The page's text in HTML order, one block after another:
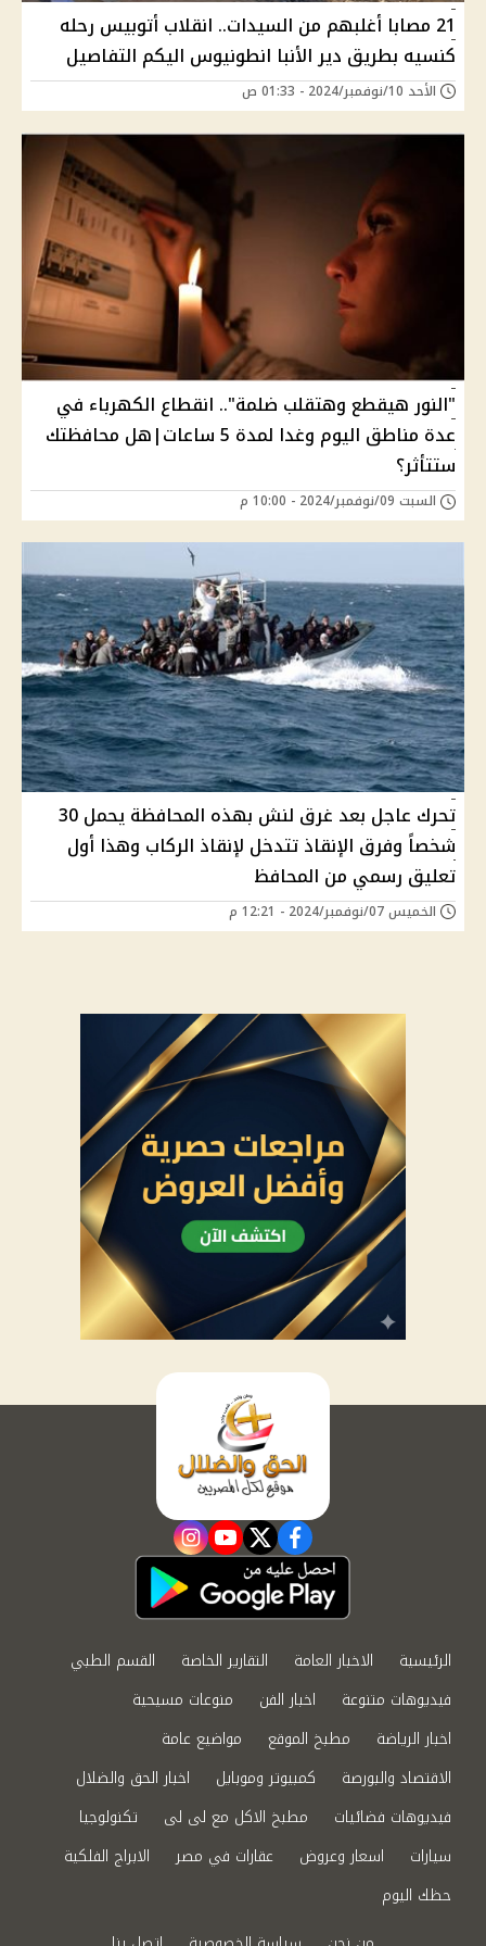
21 مصابا أغلبهم من السيدات.. انقلاب أتوبيس رحله
كنسيه بطريق دير الأنبا انطونيوس اليكم التفاصيل
الأحد 10/نوفمبر/2024 - 01:33 ص
"النور هيقطع وهتقلب ضلمة".. انقطاع الكهرباء في
عدة مناطق اليوم وغدا لمدة 5 ساعات|هل محافظتك
ستتأثر؟
السبت 09/نوفمبر/2024 - 10:00 م
تحرك عاجل بعد غرق لنش بهذه المحافظة يحمل 30
شخصاً وفرق الإنقاذ تتدخل لإنقاذ الركاب وهذا أول
تعليق رسمي من المحافظ
الخميس 07/نوفمبر/2024 - 12:21 م
facebook
twitter
youtube
instagram
الرئيسية الاخبار العامة التقارير الخاصة
القسم الطبي
فيديوهات متنوعة
اخبار الفن
منوعات مسيحية
اخبار الرياضة
مطبخ الموقع
مواضيع عامة
الاقتصاد والبورصة
كمبيوتر وموبايل
اخبار الحق والضلال
فيديوهات فضائيات
مطبخ الاكل مع لى لى
تكنولوجيا
سيارات
اسعار وعروض عقارات في مصر
الابراج الفلكية
حظك اليوم